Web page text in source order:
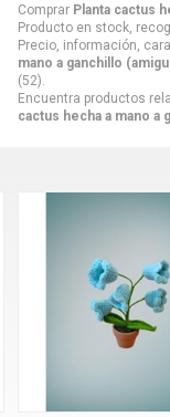
Comprar Planta cactus
Producto en stock,
Precio, información,
mano a ganchillo
(52).
Encuentra productos
cactus hecha a mano a